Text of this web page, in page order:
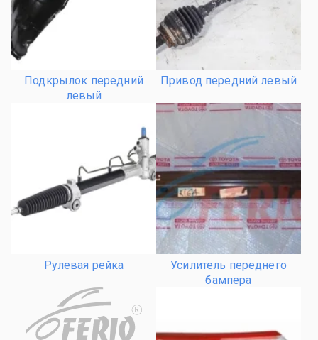
Подкрылок передний
левый
Привод передний левый
Рулевая рейка
Усилитель переднего
бампера
R